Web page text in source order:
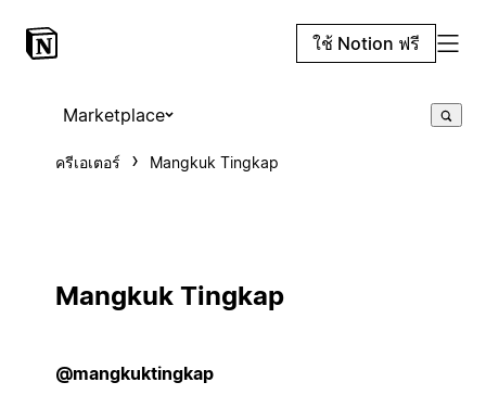
ใช้ Notion ฟรี
Marketplace
ครีเอเตอร์ Mangkuk Tingkap
Mangkuk Tingkap
@mangkuktingkap